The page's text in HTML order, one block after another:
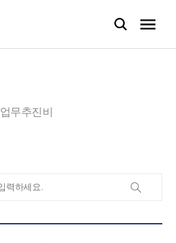
업무추진비